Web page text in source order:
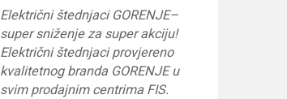
Električni štednjaci GORENJE–
super sniženje za super akciju!
Električni štednjaci provjereno
kvalitetnog branda GORENJE u
svim prodajnim centrima FIS.